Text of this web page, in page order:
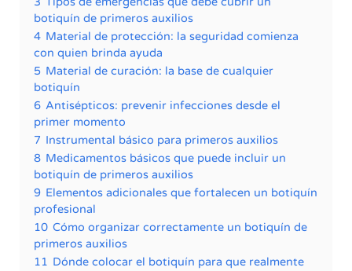
botiquín de primeros auxilios
4 Material de protección: la seguridad comienza
con quien brinda ayuda
5 Material de curación: la base de cualquier
botiquín
6 Antisépticos: prevenir infecciones desde el
primer momento
7 Instrumental básico para primeros auxilios
8 Medicamentos básicos que puede incluir un
botiquín de primeros auxilios
9 Elementos adicionales que fortalecen un botiquín
profesional
10 Cómo organizar correctamente un botiquín de
primeros auxilios
11 Dónde colocar el botiquín para que realmente